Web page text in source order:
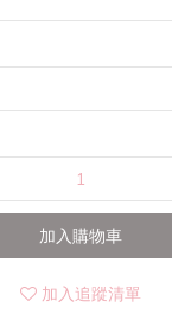
加入購物車
加入追蹤清單